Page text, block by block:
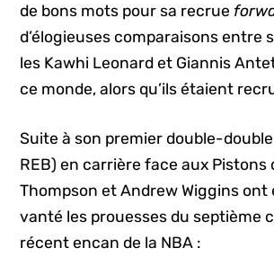
de bons mots pour sa recrue
d’élogieuses comparaisons entre
les Kawhi Leonard et Giannis
ce monde, alors qu’ils étaient
Suite à son premier double-double
REB) en carrière face aux Pistons
Thompson et Andrew Wiggins ont
vanté les prouesses du septième
récent encan de la NBA :